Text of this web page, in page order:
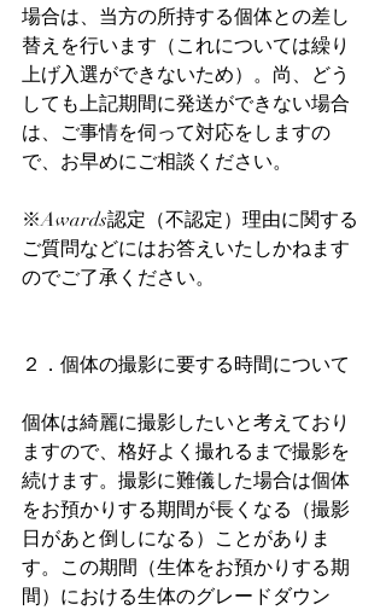
場合は、当方の所持する個体との差し
替えを行います（これについては繰り
上げ入選ができないため）。尚、どう
しても上記期間に発送ができない場合
は、ご事情を伺って対応をしますの
で、お早めにご相談ください。
※Awards認定（不認定）理由に関する
ご質問などにはお答えいたしかねます
のでご了承ください。
２．個体の撮影に要する時間について
個体は綺麗に撮影したいと考えており
ますので、格好よく撮れるまで撮影を
続けます。撮影に難儀した場合は個体
をお預かりする期間が長くなる（撮影
日があと倒しになる）ことがありま
す。この期間（生体をお預かりする期
間）における生体のグレードダウン